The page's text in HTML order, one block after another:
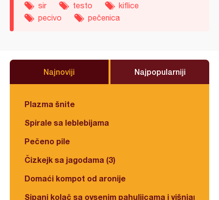
sir testo
kiflice
pecivo
pečenica
Najnoviji Najpopularniji
Plazma šnite
Spirale sa leblebijama
Pečeno pile
Čizkejk sa jagodama (3)
Domaći kompot od aronije
Sipani kolač sa ovsenim pahuljicama i višnjama